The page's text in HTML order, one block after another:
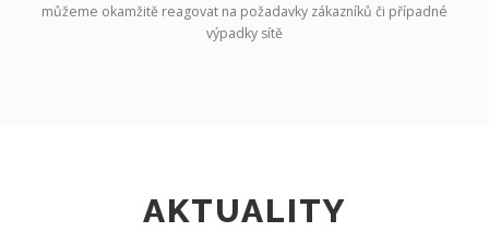
můžeme okamžitě reagovat na požadavky zákazníků či případné
výpadky sítě
AKTUALITY